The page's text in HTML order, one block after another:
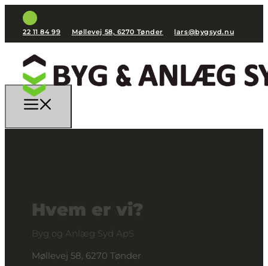
22 11 84 99 Møllevej 58, 6270 Tønder lars@bygsyd.nu
Hvem er vi?
Byg og Anlæg Syd ApS
Møllevej 58, 6270 Tønder